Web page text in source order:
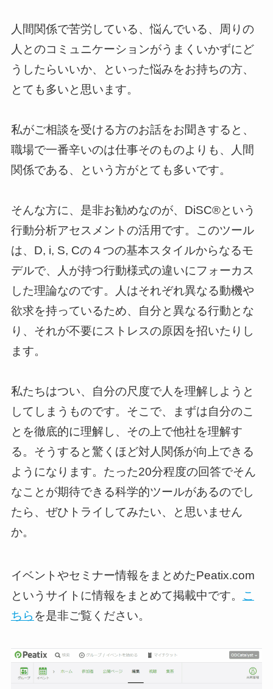
人間関係で苦労している、悩んでいる、周りの
人とのコミュニケーションがうまくいかずにど
うしたらいいか、といった悩みをお持ちの方、
とても多いと思います。
私がご相談を受ける方のお話をお聞きすると、
職場で一番辛いのは仕事そのものよりも、人間
関係である、という方がとても多いです。
そんな方に、是非お勧めなのが、DiSC®という
行動分析アセスメントの活用です。このツール
は、D, i, S, Cの４つの基本スタイルからなるモ
デルで、人が持つ行動様式の違いにフォーカス
した理論なのです。人はそれぞれ異なる動機や
欲求を持っているため、自分と異なる行動とな
り、それが不要にストレスの原因を招いたりし
ます。
私たちはつい、自分の尺度で人を理解しようと
してしまうものです。そこで、まずは自分のこ
とを徹底的に理解し、その上で他社を理解す
る。そうすると驚くほど対人関係が向上できる
ようになります。たった20分程度の回答でそん
なことが期待できる科学的ツールがあるのでし
たら、ぜひトライしてみたい、と思いません
か。
イベントやセミナー情報をまとめたPeatix.com
というサイトに情報をまとめて掲載中です。 こ
ちら を是非ご覧ください。